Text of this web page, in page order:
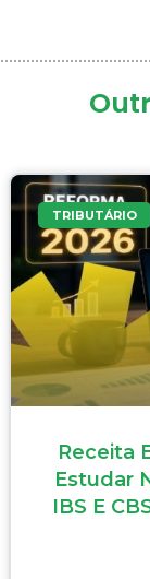
TRIBUTÁRIO
Receita
Estudar
IBS E